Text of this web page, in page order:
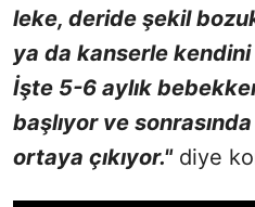
leke, deride şekil
ya da kanserle
İşte 5-6 aylık
başlıyor ve
ortaya çıkıyor."diye